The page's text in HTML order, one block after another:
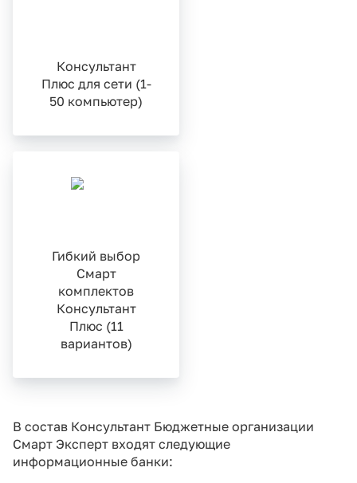
Консультант
Плюс для сети (1-
50 компьютер)
Гибкий выбор
Смарт
комплектов
Консультант
Плюс (11
вариантов)
В состав Консультант Бюджетные организации
Смарт Эксперт входят следующие
информационные банки: